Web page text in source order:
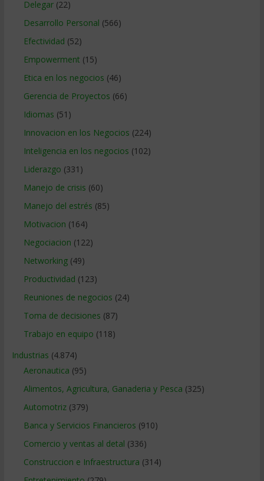
Delegar(22)
Desarrollo Personal (566)
Efectividad (52)
Empowerment (15)
Etica en los negocios (46)
Gerencia de Proyectos (66)
Idiomas (51)
Innovacion en los Negocios (224)
Inteligencia en los negocios (102)
Liderazgo (331)
Manejo de crisis (60)
Manejo del estrés (85)
Motivacion (164)
Negociacion (122)
Networking(49)
Productividad (123)
Reuniones de negocios (24)
Toma de decisiones (87)
Trabajo en equipo (118)
Industrias (4.874)
Aeronautica (95)
Alimentos, Agricultura, Ganaderia y Pesca (325)
Automotriz(379)
Banca y Servicios Financieros (910)
Comercio y ventas al detal (336)
Construccion e Infraestructura (314)